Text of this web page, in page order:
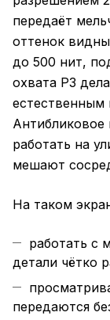
передаёт
оттенок
до 500 нит,
охвата P3
естественным
Антибликовое
работать на
мешают
На таком
работать с
детали чётко
передаются